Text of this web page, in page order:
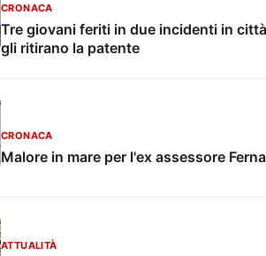
CRONACA
Tre giovani feriti in due incidenti in
gli ritirano la patente
CRONACA
Malore in mare per l'ex assessore
ATTUALITÀ